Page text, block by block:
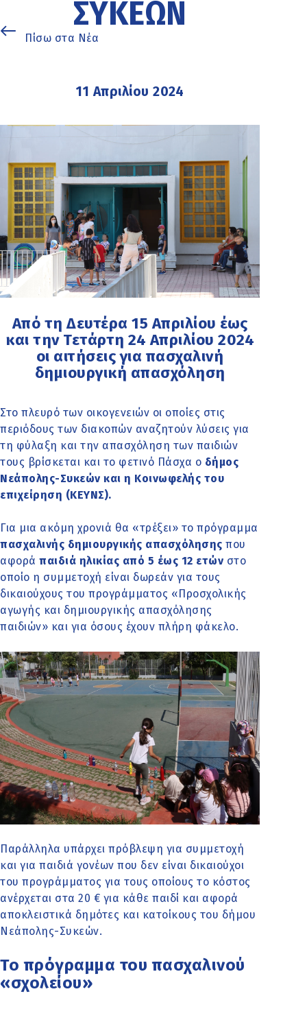
ΣΥΚΕΏΝ
Πίσω στα Νέα
11 Απριλίου 2024
Από τη Δευτέρα 15 Απριλίου έως
και την Τετάρτη 24 Απριλίου 2024
οι αιτήσεις για πασχαλινή
δημιουργική απασχόληση
Στο πλευρό των οικογενειών οι οποίες στις
περιόδους των διακοπών αναζητούν λύσεις για
τη φύλαξη και την απασχόληση των παιδιών
τους βρίσκεται και το φετινό Πάσχα ο δήμος
Νεάπολης-Συκεών και η Κοινωφελής του
επιχείρηση (ΚΕΥΝΣ).
Για μια ακόμη χρονιά θα «τρέξει» το πρόγραμμα
πασχαλινής δημιουργικής απασχόλησης που
αφορά παιδιά ηλικίας από 5 έως 12 ετών στο
οποίο η συμμετοχή είναι δωρεάν για τους
δικαιούχους του προγράμματος «Προσχολικής
αγωγής και δημιουργικής απασχόλησης
παιδιών» και για όσους έχουν πλήρη φάκελο.
Παράλληλα υπάρχει πρόβλεψη για συμμετοχή
και για παιδιά γονέων που δεν είναι δικαιούχοι
του προγράμματος για τους οποίους το κόστος
ανέρχεται στα 20 € για κάθε παιδί και αφορά
αποκλειστικά δημότες και κατοίκους του δήμου
Νεάπολης-Συκεών.
Το πρόγραμμα του πασχαλινού
«σχολείου»